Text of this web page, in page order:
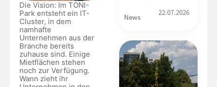
Die Vision: Im TONI-
Park entsteht ein IT-
Cluster, in dem
namhafte
Unternehmen aus der
Branche bereits
zuhause sind. Einige
Mietflächen stehen
noch zur Verfügung.
Wann zieht ihr
News
22.07.2026